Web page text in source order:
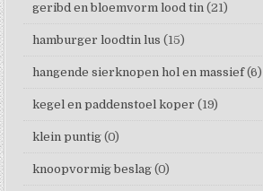
geribd en bloemvorm lood tin (21)
hamburger loodtin lus (15)
hangende sierknopen hol en massief (6)
kegel en paddenstoel koper (19)
klein puntig (0)
knoopvormig beslag (0)